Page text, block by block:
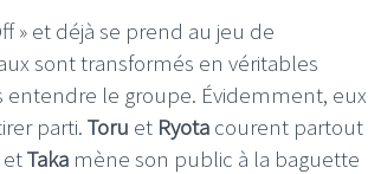
» et déjà se prend au jeu de
sont transformés en véritables
le groupe. Évidemment, eux
parti. Toru et Ryota courent partout
etTaka mène son public à la baguette